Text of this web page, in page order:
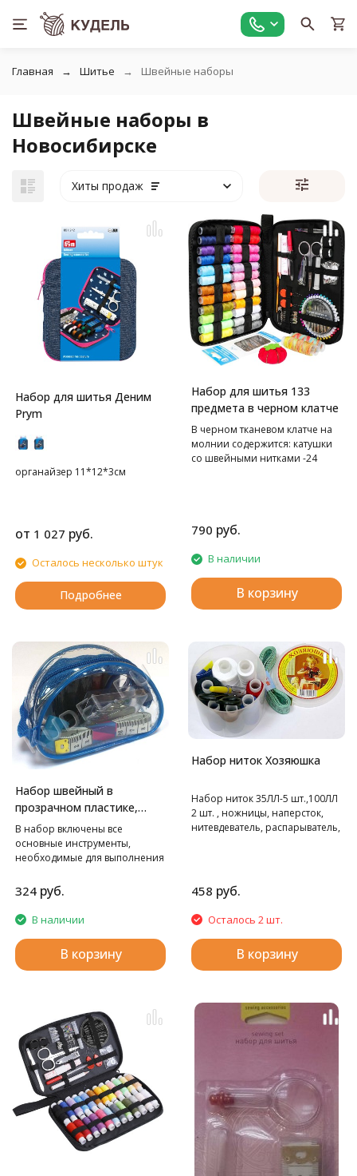
Главная Шитье Швейные наборы
Швейные наборы в
Новосибирске
Хиты продаж
Набор для шитья Деним
Prym
органайзер 11*12*3см
от 1 027 руб.
Осталось несколько штук
Подробнее
Набор для шитья 133
предмета в черном клатче
В черном тканевом клатче на
молнии содержится: катушки
со швейными нитками -24
шт,нитевдеватель - 2 шт, иглы
подушечка для игл- 1 шт,
вспарыватель - 1 шт,
металлический наперсток - 2
пинцет-1 шт, карандаш - 1 шт,
крючок №3,5 мм, булавки
английские – 5 шт, набор с
пуговицами.
790 руб.
В наличии
В корзину
Набор швейный в
прозрачном пластике,
дорожный Hemline
В набор включены все
основные инструменты,
необходимые для выполнения
324 руб.
В наличии
В корзину
Набор ниток Хозяюшка
Набор ниток 35ЛЛ-5 шт.,100ЛЛ
2 шт. , ножницы, наперсток,
нитевдеватель, распарыватель,
458 руб.
Осталось 2 шт.
В корзину